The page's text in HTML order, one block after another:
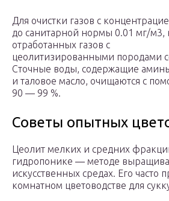
Для очистки газов с
до санитарной нормы 0.01 мг/м3,
отработанных газов с
цеолитизированными породами
Сточные воды, содержащие
и таловое масло, очищаются с
90 — 99 %.
Советы опытных
Цеолит мелких и средних
гидропонике ― методе
искусственных средах. Его часто
комнатном цветоводстве для